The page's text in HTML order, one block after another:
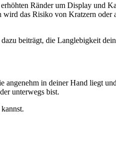
Ränder um Display und
das Risiko von Kratzern oder
beiträgt, die Langlebigkeit
angenehm in deiner Hand liegt
unterwegs bist.